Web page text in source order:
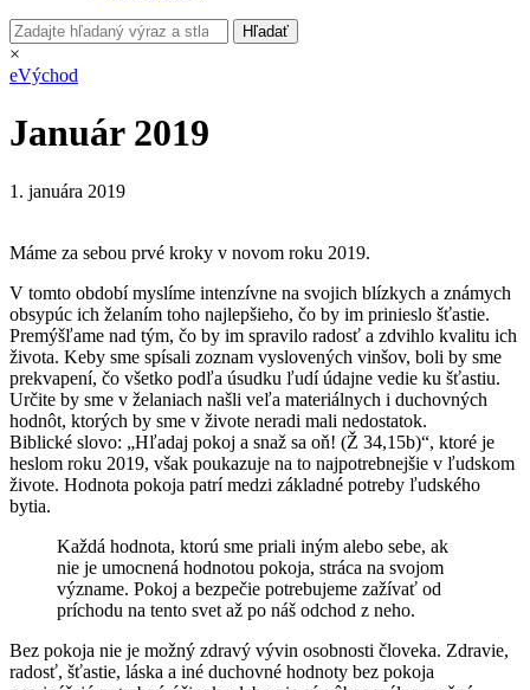
×
eVýchod
Január 2019
1. januára 2019
Máme za sebou prvé kroky v novom roku 2019.
V tomto období myslíme intenzívne na svojich blízkych a známych
obsypúc ich želaním toho najlepšieho, čo by im prinieslo šťastie.
Premýšľame nad tým, čo by im spravilo radosť a zdvihlo kvalitu ich
života. Keby sme spísali zoznam vyslovených vinšov, boli by sme
prekvapení, čo všetko podľa úsudku ľudí údajne vedie ku šťastiu.
Určite by sme v želaniach našli veľa materiálnych i duchovných
hodnôt, ktorých by sme v živote neradi mali nedostatok.
Biblické slovo: „Hľadaj pokoj a snaž sa oň! (Ž 34,15b)“, ktoré je
heslom roku 2019, však poukazuje na to najpotrebnejšie v ľudskom
živote. Hodnota pokoja patrí medzi základné potreby ľudského
bytia.
Každá hodnota, ktorú sme priali iným alebo sebe, ak
nie je umocnená hodnotou pokoja, stráca na svojom
význame. Pokoj a bezpečie potrebujeme zažívať od
príchodu na tento svet až po náš odchod z neho.
Bez pokoja nie je možný zdravý vývin osobnosti človeka. Zdravie,
radosť, šťastie, láska a iné duchovné hodnoty bez pokoja